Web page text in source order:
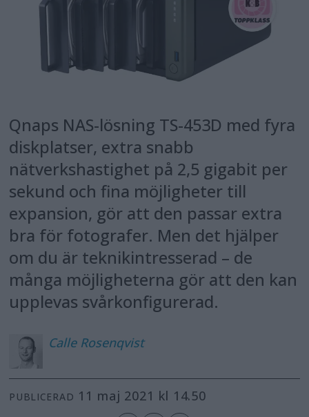
Qnaps NAS-lösning TS-453D med fyra
diskplatser, extra snabb
nätverkshastighet på 2,5 gigabit per
sekund och fina möjligheter till
expansion, gör att den passar extra
bra för fotografer. Men det hjälper
om du är teknikintresserad – de
många möjligheterna gör att den kan
upplevas svårkonfigurerad.
Calle Rosenqvist
PUBLICERAD 11 maj 2021 kl 14.50